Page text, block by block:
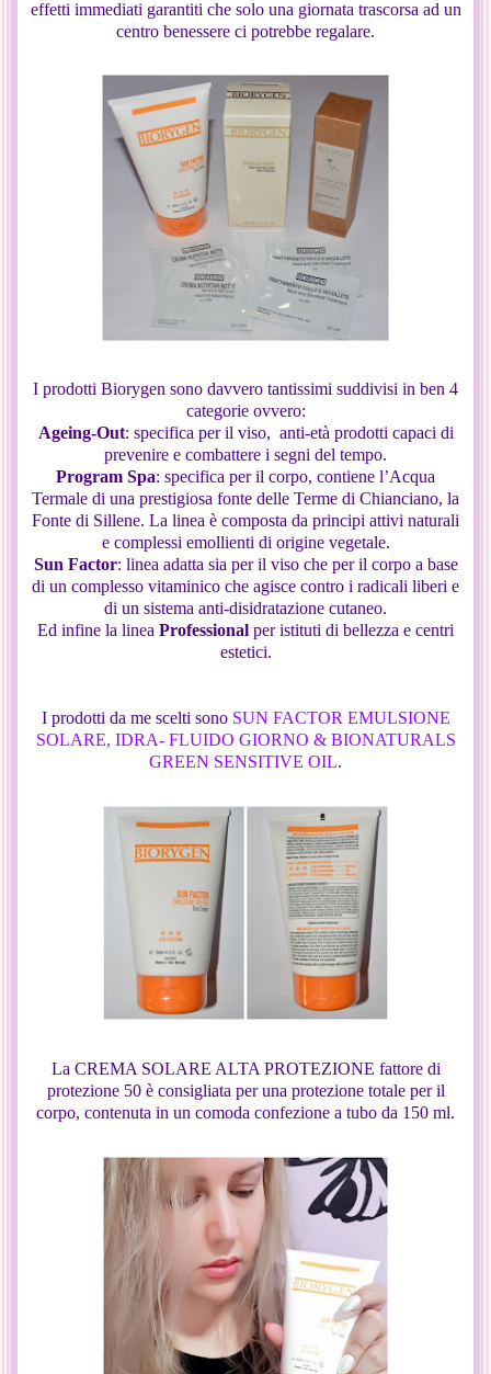
effetti immediati garantiti che solo una giornata trascorsa ad un
centro benessere ci potrebbe regalare.
I prodotti Biorygen sono davvero tantissimi suddivisi in ben 4
categorie ovvero:
Ageing-Out: specifica per il viso, anti-età prodotti capaci di
prevenire e combattere i segni del tempo.
Program Spa: specifica per il corpo, contiene l’Acqua
Termale di una prestigiosa fonte delle Terme di Chianciano, la
Fonte di Sillene. La linea è composta da principi attivi naturali
e complessi emollienti di origine vegetale.
Sun Factor: linea adatta sia per il viso che per il corpo a base
di un complesso vitaminico che agisce contro i radicali liberi e
di un sistema anti-disidratazione cutaneo.
Ed infine la linea Professional per istituti di bellezza e centri
estetici.
I prodotti da me scelti sono SUN FACTOR EMULSIONE
SOLARE, IDRA- FLUIDO GIORNO & BIONATURALS
GREEN SENSITIVE OIL.
La CREMA SOLARE ALTA PROTEZIONE fattore di
protezione 50 è consigliata per una protezione totale per il
corpo, contenuta in un comoda confezione a tubo da 150 ml.